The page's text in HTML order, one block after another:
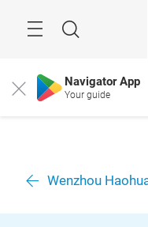
Suche
Close Navigator App
Your guide
Wenzhou